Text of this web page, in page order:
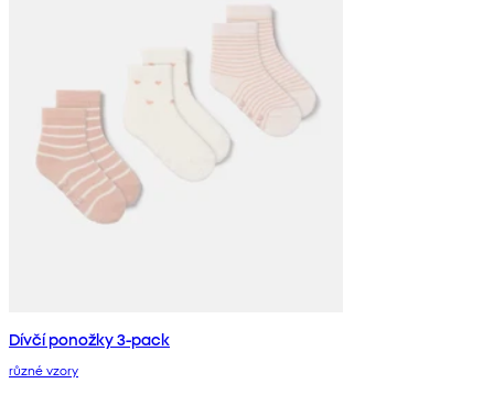
Dívčí ponožky 3-pack
různé vzory